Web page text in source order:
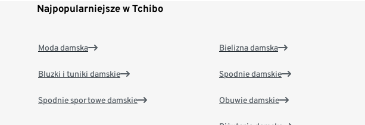
Najpopularniejsze w Tchibo
Moda damska
Bluzki i tuniki damskie
Spodnie sportowe damskie
Bielizna damska
Spodnie damskie
Obuwie damskie